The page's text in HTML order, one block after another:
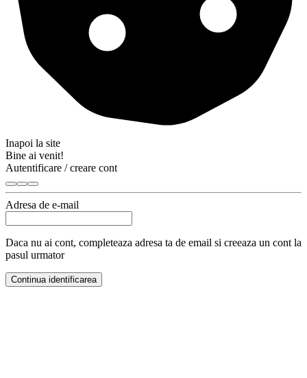
Inapoi la site
Bine ai venit!
Autentificare / creare cont
Adresa de e-mail
Daca nu ai cont, completeaza adresa ta de email si creeaza un cont la
pasul urmator
Continua identificarea